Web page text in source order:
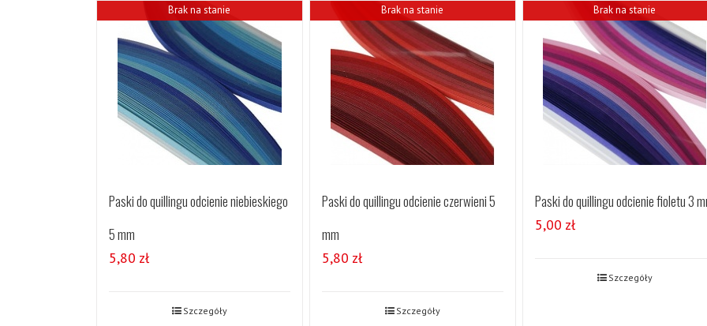
Brak na stanie
Paski do quillingu odcienie niebieskiego
5 mm
5,80 zł
Szczegóły
Brak na stanie
Paski do quillingu odcienie czerwieni 5
mm
5,80 zł
Szczegóły
Brak na stanie
Paski do quillingu odcienie fioletu 3
5,00 zł
Szczegóły